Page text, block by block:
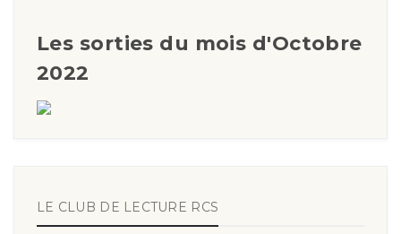
Les sorties du mois d'Octobre
2022
LE CLUB DE LECTURE RCS